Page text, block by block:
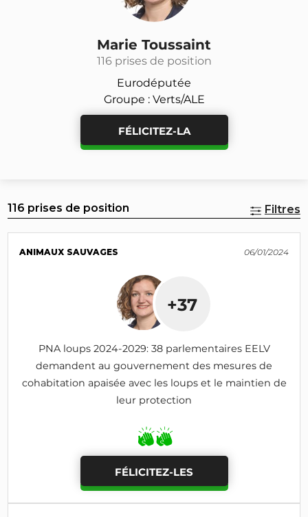
Marie Toussaint
116 prises de position
Eurodéputée
Groupe : Verts/ALE
FÉLICITEZ-LA
116 prises de position Filtres
ANIMAUX SAUVAGES 06/01/2024
+37
PNA loups 2024-2029: 38 parlementaires EELV
demandent au gouvernement des mesures de
cohabitation apaisée avec les loups et le maintien de
leur protection
FÉLICITEZ-LES